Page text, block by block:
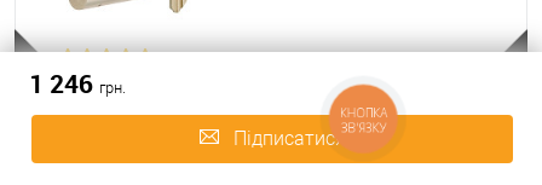
1 246 грн.
Підписатися
Геннадій